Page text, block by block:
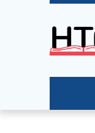
Site